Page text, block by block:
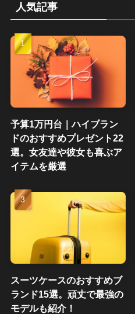
人気記事
予算1万円台｜ハイブラン
ドのおすすめプレゼント22
選。女友達や彼女も喜ぶア
イテムを厳選
スーツケースのおすすめブ
ランド15選。頑丈で最強の
モデルも紹介！